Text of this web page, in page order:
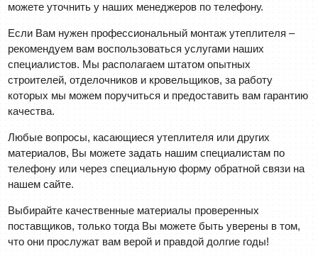
можете уточнить у наших менеджеров по телефону.
Если Вам нужен профессиональный монтаж утеплителя –
рекомендуем вам воспользоваться услугами наших
специалистов. Мы располагаем штатом опытных
строителей, отделочников и кровельщиков, за работу
которых мы можем поручиться и предоставить вам гарантию
качества.
Любые вопросы, касающиеся утеплителя или других
материалов, Вы можете задать нашим специалистам по
телефону или через специальную форму обратной связи на
нашем сайте.
Выбирайте качественные материалы проверенных
поставщиков, только тогда Вы можете быть уверены в том,
что они прослужат вам верой и правдой долгие годы!